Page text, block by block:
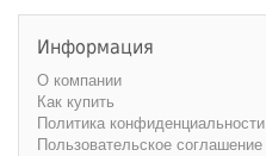
Информация
О компании
Как купить
Политика конфиденциальности
Пользовательское соглашение